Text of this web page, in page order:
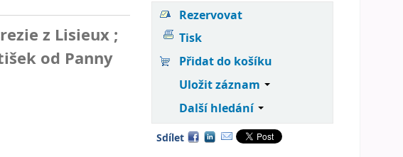
z Lisieux ;
od Panny
Rezervovat
Tisk
Přidat do košíku
Uložit záznam
Další hledání
Sdílet